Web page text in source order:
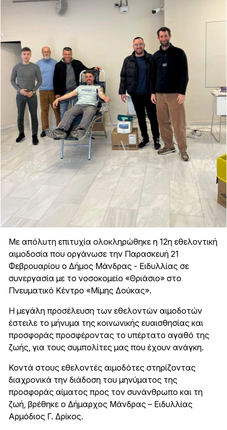
Mε απόλυτη επιτυχία ολοκληρώθηκε η 12η εθελοντική
αιμοδοσία που οργάνωσε την Παρασκευή 21
Φεβρουαρίου ο Δήμος Μάνδρας - Ειδυλλίας σε
συνεργασία με το νοσοκομείο «Θριάσιο» στο
Πνευματικό Κέντρο «Μίμης Δούκας».
Η μεγάλη προσέλευση των εθελοντών αιμοδοτών
έστειλε το μήνυμα της κοινωνικής ευαισθησίας και
προσφοράς προσφέροντας το υπέρτατο αγαθό της
ζωής, για τους συμπολίτες μας που έχουν ανάγκη.
Κοντά στους εθελοντές αιμοδότες στηρίζοντας
διαχρονικά την διάδοση του μηνύματος της
προσφοράς αίματος προς τον συνάνθρωπο και τη
ζωή, βρέθηκε ο Δήμαρχος Μάνδρας – Ειδυλλίας
Αρμόδιος Γ. Δρίκος.